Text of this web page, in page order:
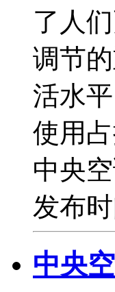
了人
调节
活水
使用
中央
发布
中央